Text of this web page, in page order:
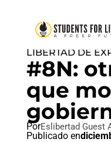
CORRECCIÓN
LIBERTAD DE
#8N:
que
PorEslibertad Guest
Publicado en